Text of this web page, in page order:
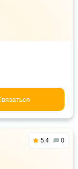
5.4 0